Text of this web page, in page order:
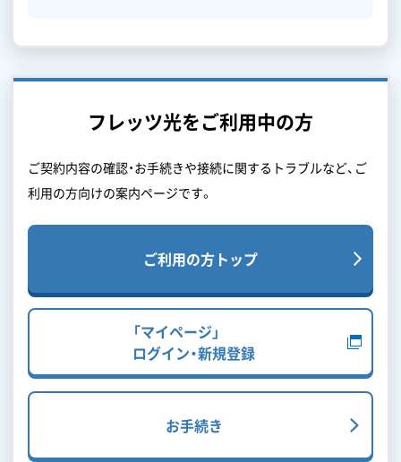
フレッツ光をご利用中の方
ご契約内容の確認・お手続きや接続に関するトラブルなど、ご
利用の方向けの案内ページです。
ご利用の方トップ
「マイページ」
ログイン・新規登録
お手続き